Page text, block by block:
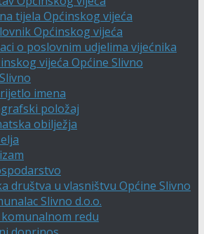
tijela Općinskog vijeća
Općinskog vijeća
o poslovnim udjelima vijećnika
vijeća Općine Slivno
imena
položaj
obilježja
društva u vlasništvu Općine Slivno
Slivno d.o.o.
redu